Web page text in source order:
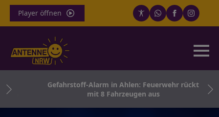
Player öffnen
Gefahrstoff-Alarm in Ahlen: Feuerwehr rückt
mit 8 Fahrzeugen aus